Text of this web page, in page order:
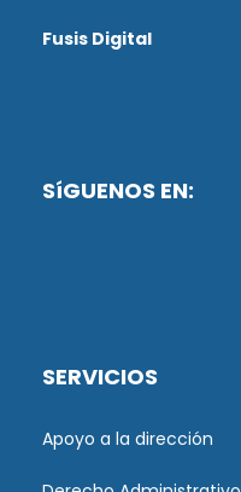
Fusis Digital
SíGUENOS EN:
SERVICIOS
Apoyo a la dirección